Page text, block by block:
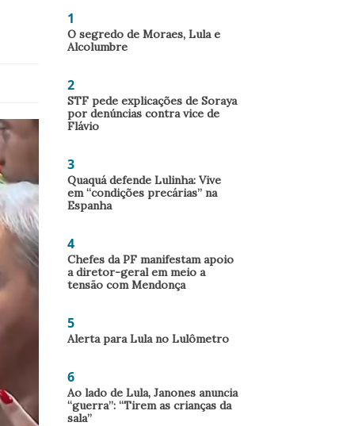
1
O segredo de Moraes, Lula e
Alcolumbre
2
STF pede explicações de Soraya
por denúncias contra vice de
Flávio
3
Quaquá defende Lulinha: Vive
em “condições precárias” na
Espanha
4
Chefes da PF manifestam apoio
a diretor-geral em meio a
tensão com Mendonça
5
Alerta para Lula no Lulômetro
6
Ao lado de Lula, Janones anuncia
“guerra”: “Tirem as crianças da
sala”